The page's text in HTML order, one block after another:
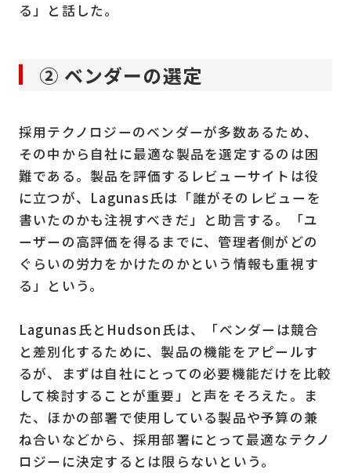
る」と話した。
② ベンダーの選定
採用テクノロジーのベンダーが多数あるため、
その中から自社に最適な製品を選定するのは困
難である。製品を評価するレビューサイトは役
に立つが、Lagunas氏は「誰がそのレビューを
書いたのかも注視すべきだ」と助言する。「ユ
ーザーの高評価を得るまでに、管理者側がどの
ぐらいの労力をかけたのかという情報も重視す
る」という。
Lagunas氏とHudson氏は、「ベンダーは競合
と差別化するために、製品の機能をアピールす
るが、まずは自社にとっての必要機能だけを比較
して検討することが重要」と声をそろえた。ま
た、ほかの部署で使用している製品や予算の兼
ね合いなどから、採用部署にとって最適なテクノ
ロジーに決定するとは限らないという。